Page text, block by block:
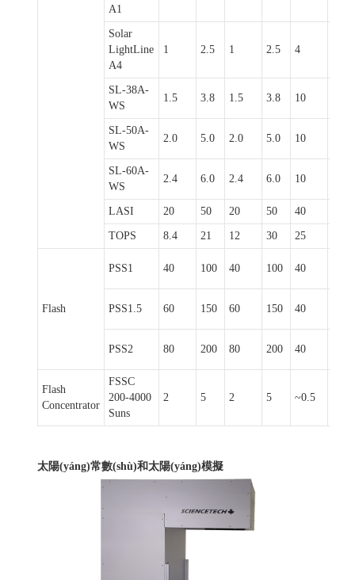
A1
Solar
LightLine
A4
1 2.5 1 2.5 4
SL-38A-
WS
1.5 3.8 1.5 3.8 10
SL-50A-
WS
2.0 5.0 2.0 5.0 10
SL-60A-
WS
2.4 6.0 2.4 6.0 10
LASI 20 50 20 50 40
TOPS 8.4 21 12 30 25
Flash
PSS1 40 100 40 100 40
PSS1.5 60 150 60 150 40
PSS2 80 200 80 200 40
Flash
Concentrator
FSSC
200-4000
Suns
2 5 2 5 ~0.5
太陽(yáng)常數(shù)和太陽(yáng)模擬